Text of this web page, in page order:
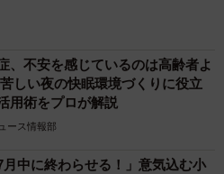
、不安を感じているのは高齢者よ
しい夜の快眠環境づくりに役立
用術をプロが解説
ース情報部
月中に終わらせる！」意気込む小